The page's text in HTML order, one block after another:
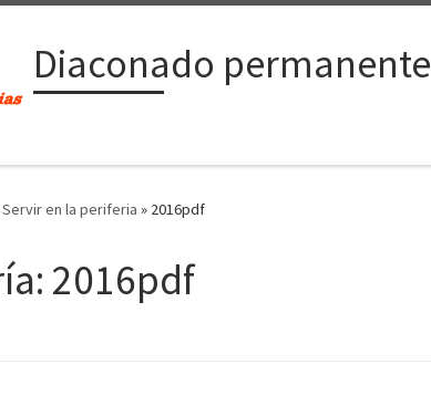
Diaconado permanente
en la periferia » 2016pdf
2016pdf